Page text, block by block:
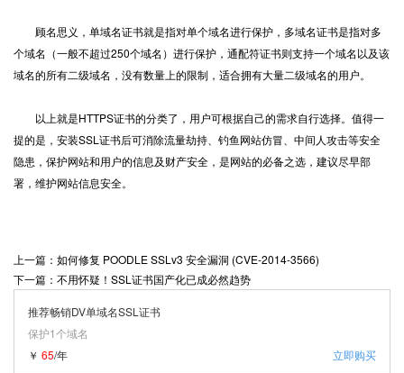
顾名思义，单域名证书就是指对单个域名进行保护，多域名证书是指对多
个域名（一般不超过250个域名）进行保护，通配符证书则支持一个域名以及该
域名的所有二级域名，没有数量上的限制，适合拥有大量二级域名的用户。
以上就是HTTPS证书的分类了，用户可根据自己的需求自行选择。值得一
提的是，安装SSL证书后可消除流量劫持、钓鱼网站仿冒、中间人攻击等安全
隐患，保护网站和用户的信息及财产安全，是网站的必备之选，建议尽早部
署，维护网站信息安全。
上一篇：如何修复 POODLE SSLv3 安全漏洞 (CVE-2014-3566)
下一篇：不用怀疑！SSL证书国产化已成必然趋势
推荐畅销DV单域名SSL证书
保护1个域名
立即购买
￥ 65/年